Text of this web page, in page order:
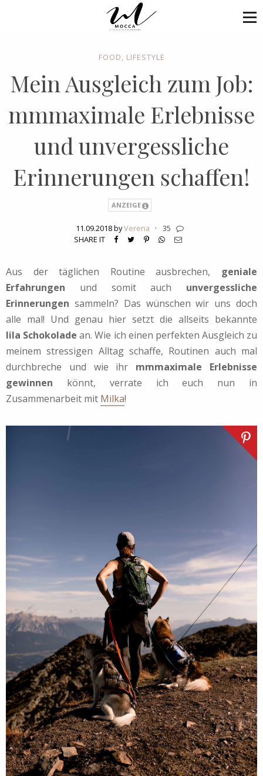
FOOD, LIFESTYLE
Mein Ausgleich zum Job:
mmmaximale Erlebnisse
und unvergessliche
Erinnerungen schaffen!
ANZEIGE
11.09.2018 byVerena ·
35
SHARE IT
Aus der täglichen Routine ausbrechen, geniale
Erfahrungen und somit auch unvergessliche
Erinnerungen sammeln? Das wünschen wir uns doch
alle mal! Und genau hier setzt die allseits bekannte
lila Schokoladean. Wie ich einen perfekten Ausgleich zu
meinem stressigen Alltag schaffe, Routinen auch mal
durchbreche und wie ihr mmmaximale Erlebnisse
gewinnen könnt, verrate ich euch nun in
Zusammenarbeit mit Milka!